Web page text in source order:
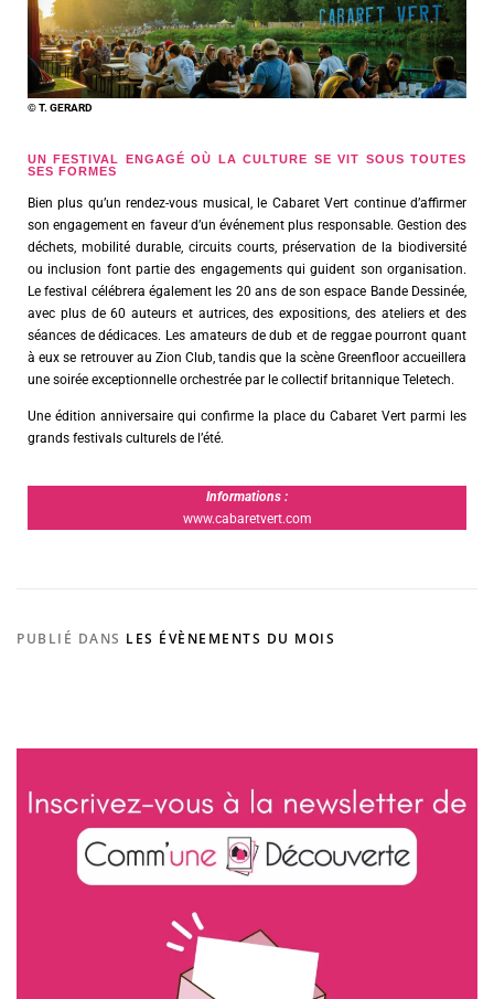
© T. GERARD
UN FESTIVAL ENGAGÉ OÙ LA CULTURE SE VIT SOUS TOUTES
SES FORMES
Bien plus qu’un rendez-vous musical, le Cabaret Vert continue d’affirmer
son engagement en faveur d’un événement plus responsable. Gestion des
déchets, mobilité durable, circuits courts, préservation de la biodiversité
ou inclusion font partie des engagements qui guident son organisation.
Le festival célébrera également les 20 ans de son espace Bande Dessinée,
avec plus de 60 auteurs et autrices, des expositions, des ateliers et des
séances de dédicaces. Les amateurs de dub et de reggae pourront quant
à eux se retrouver au Zion Club, tandis que la scène Greenfloor accueillera
une soirée exceptionnelle orchestrée par le collectif britannique Teletech.
Une édition anniversaire qui confirme la place du Cabaret Vert parmi les
grands festivals culturels de l’été.
Informations :
www.cabaretvert.com
PUBLIÉ DANS LES ÉVÈNEMENTS DU MOIS